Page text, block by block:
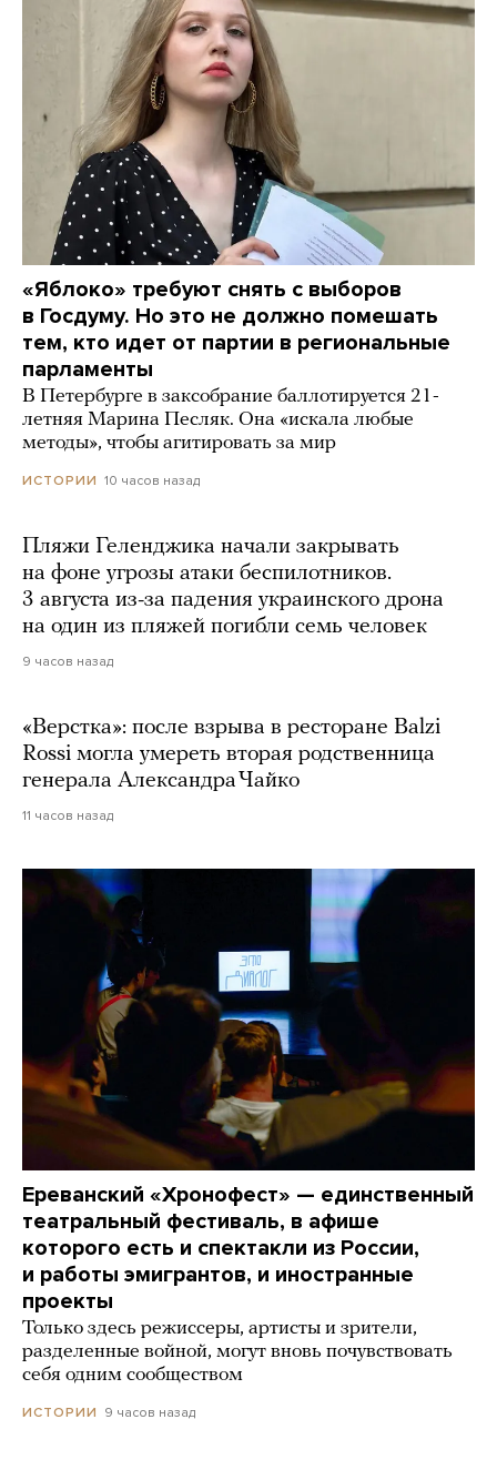
«Яблоко» требуют снять с выборов
в Госдуму. Но это не должно помешать
тем, кто идет от партии в региональные
парламенты
В Петербурге в заксобрание баллотируется 21-
летняя Марина Песляк. Она «искала любые
методы», чтобы агитировать за мир
ИСТОРИИ 10 часов назад
Пляжи Геленджика начали закрывать
на фоне угрозы атаки беспилотников.
3 августа из-за падения украинского дрона
на один из пляжей погибли семь человек
9 часов назад
«Верстка»: после взрыва в ресторане Balzi
Rossi могла умереть вторая родственница
генерала Александра Чайко
11 часов назад
Ереванский «Хронофест» — единственный
театральный фестиваль, в афише
которого есть и спектакли из России,
и работы эмигрантов, и иностранные
проекты
Только здесь режиссеры, артисты и зрители,
разделенные войной, могут вновь почувствовать
себя одним сообществом
ИСТОРИИ 9 часов назад